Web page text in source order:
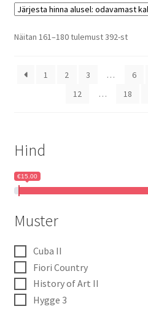
Näitan 161–180 tulemust 392-stSorted
low
to
1 2 3 … 6
12
… 18
Hind
€15.00
Muster
Cuba II
Fiori Country
History of Art II
Hygge 3